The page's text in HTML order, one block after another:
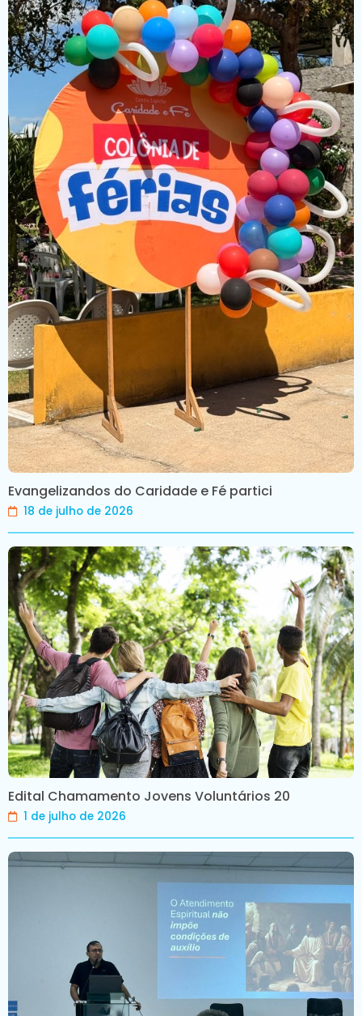
Evangelizandos do Caridade e Fé partici
18 de julho de 2026
Edital Chamamento Jovens Voluntários 20
1 de julho de 2026